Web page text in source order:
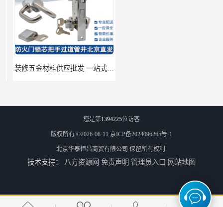
装修五金材料供应批发 一站式供应
建筑五金材料供应配送 一站式五金材料供应商 脸盆冷热水龙头批发商 水龙头冷热洗脸盆池 全城配送
您是第1394225位访客
版权所有 ©2026-08-11 京ICP备2024096265号-1
北京华泰恒昌商贸有限公司 保留所有权利.
技术支持： 八方资源网 免责声明 管理员入口 网站地图